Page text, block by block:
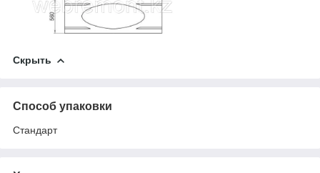
Скрыть
Способ упаковки
Стандарт